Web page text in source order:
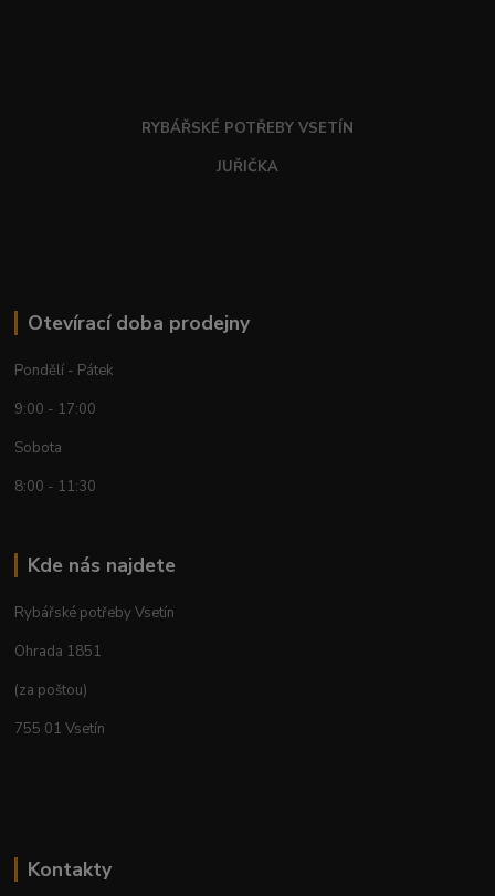
RYBÁŘSKÉ POTŘEBY VSETÍN
JUŘIČKA
Otevírací doba prodejny
Pondělí - Pátek
9:00 - 17:00
Sobota
8:00 - 11:30
Kde nás najdete
Rybářské potřeby Vsetín
Ohrada 1851
(za poštou)
755 01 Vsetín
Kontakty